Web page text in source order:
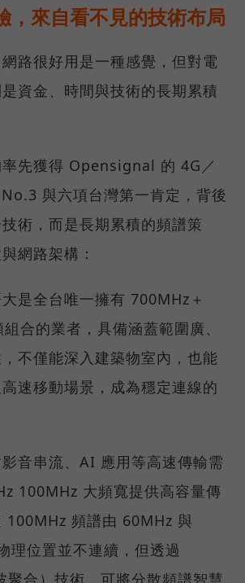
，來自看不見的技術布局
路很好用是一種感覺，但對電
資金、時間與技術的長期累積
先獲得 Opensignal 的 4G／
與六項台灣第一肯定，背後
術，而是長期累積的頻譜策
網路架構：
是全台唯一擁有 700MHz＋
合的業者，具備涵蓋範圍廣、
不僅能深入建築物室內，也能
速移動場景，成為穩定連線的
音串流、AI 應用等高速傳輸需
100MHz 大頻寬提供高容量傳
100MHz 頻譜由 60MHz 與
理位置並不連續，但透過